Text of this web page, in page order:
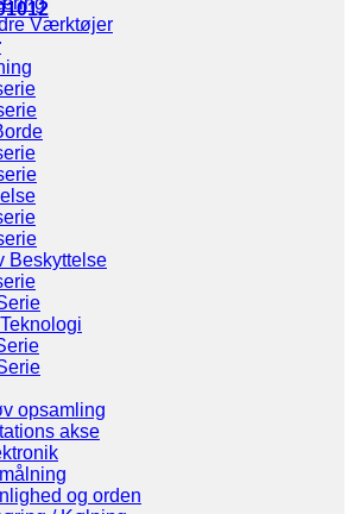
Værktøjer
Beskyttelse
opsamling
akse
og orden